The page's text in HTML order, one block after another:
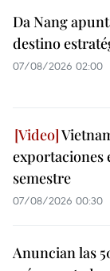
Da Nang
destino
07/08/2026 02:00
exportaciones
semestre
07/08/2026 00:30
Anuncian las